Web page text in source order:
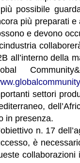
possibile
più preparati
e devono
all’interno della
settori
in presenza.
n. 17
è
collaborazioni